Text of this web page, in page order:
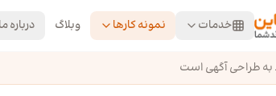
خدمات نمونه کارها وبلاگ درباره ما
به طراحی آگهی است